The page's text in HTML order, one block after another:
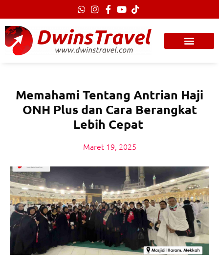
konten
Memahami Tentang Antrian Haji
ONH Plus dan Cara Berangkat
Lebih Cepat
Maret 19, 2025